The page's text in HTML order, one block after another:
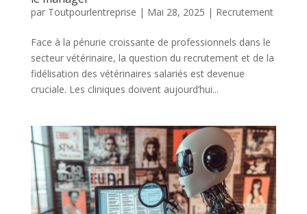
par Toutpourlentreprise | Mai 28, 2025 | Recrutement
Face à la pénurie croissante de professionnels dans le
secteur vétérinaire, la question du recrutement et de la
fidélisation des vétérinaires salariés est devenue
cruciale. Les cliniques doivent aujourd’hui...